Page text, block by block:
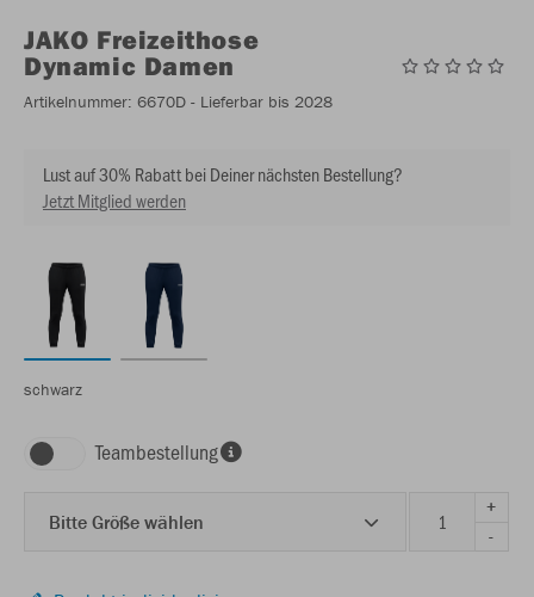
JAKO Freizeithose
Dynamic Damen
Artikelnummer: 6670D - Lieferbar bis 2028
Lust auf 30% Rabatt bei Deiner nächsten Bestellung?
Jetzt Mitglied werden
schwarz
Teambestellung
Bitte Größe wählen
+
-